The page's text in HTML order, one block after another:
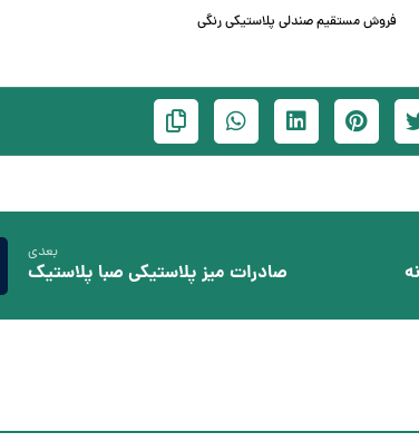
فروش مستقیم صندلی پلاستیکی رنگی
بعدی
صادرات میز پلاستیکی صبا پلاستیک